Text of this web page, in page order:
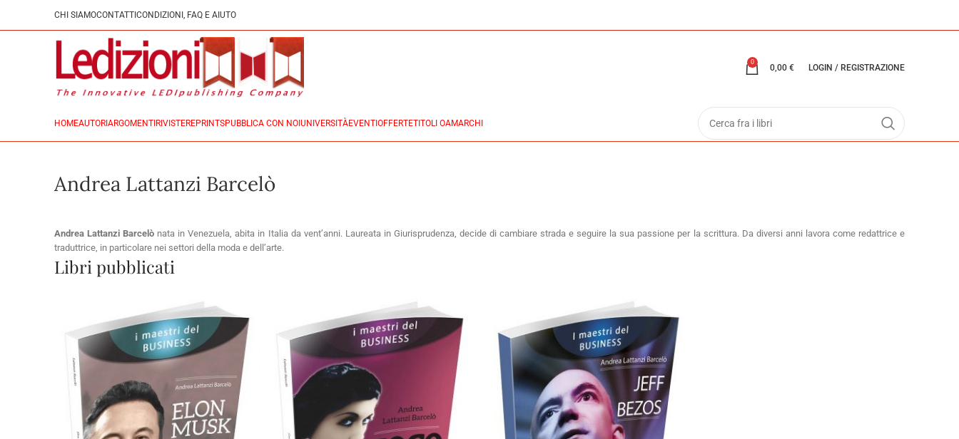
CHI SIAMOCONTATTI CONDIZIONI, FAQ E AIUTO
0
0,00 € LOGIN / REGISTRAZIONE
HOMEAUTORI ARGOMENTI RIVISTEREPRINTSPUBBLICA CON NOI UNIVERSITÀEVENTI OFFERTETITOLI OAMARCHI
Andrea Lattanzi Barcelò
Andrea Lattanzi Barcelò nata in Venezuela, abita in Italia da vent’anni. Laureata in Giurisprudenza, decide di cambiare strada e seguire la sua passione per la scrittura. Da diversi anni lavora come redattrice e
traduttrice, in particolare nei settori della moda e dell’arte.
Libri pubblicati
9,90